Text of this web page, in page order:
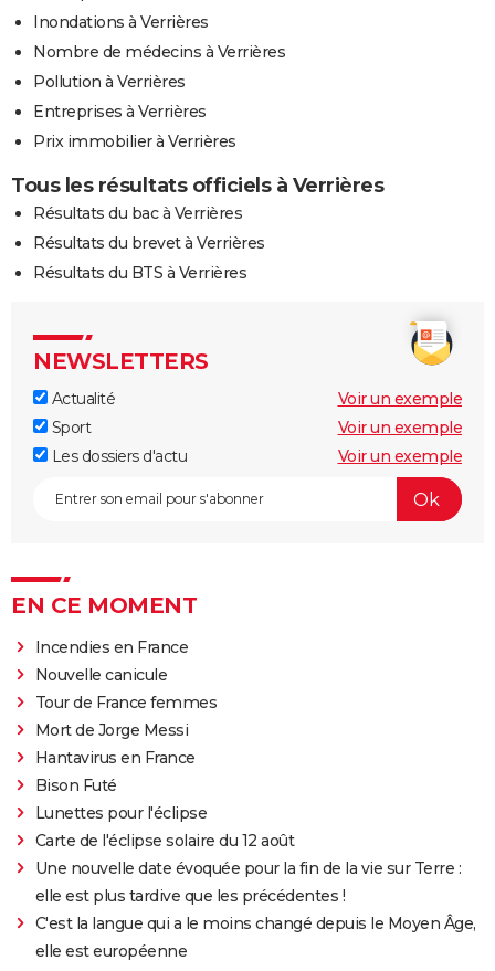
Inondations à Verrières
Nombre de médecins à Verrières
Pollution à Verrières
Entreprises à Verrières
Prix immobilier à Verrières
Tous les résultats officiels à Verrières
Résultats du bac à Verrières
Résultats du brevet à Verrières
Résultats du BTS à Verrières
NEWSLETTERS
Actualité
Voir un exemple
Sport
Voir un exemple
Les dossiers d'actu
Voir un exemple
EN CE MOMENT
Incendies en France
Nouvelle canicule
Tour de France femmes
Mort de Jorge Messi
Hantavirus en France
Bison Futé
Lunettes pour l'éclipse
Carte de l'éclipse solaire du 12 août
Une nouvelle date évoquée pour la fin de la vie sur Terre :
elle est plus tardive que les précédentes !
C'est la langue qui a le moins changé depuis le Moyen Âge,
elle est européenne